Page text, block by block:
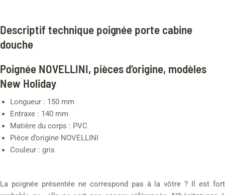
Descriptif technique poignée porte cabine
douche
Poignée NOVELLINI, pièces d’origine, modèles
New Holiday
Longueur : 150 mm
Entraxe : 140 mm
Matière du corps : PVC
Pièce d’origine NOVELLINI
Couleur : gris
La poignée présentée ne correspond pas à la vôtre ? Il est fort